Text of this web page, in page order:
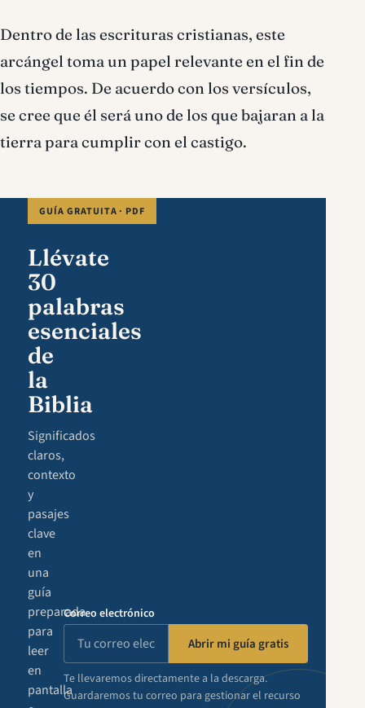
Dentro de las escrituras cristianas, este
arcángel toma un papel relevante en el fin de
los tiempos. De acuerdo con los versículos,
se cree que él será uno de los que bajaran a la
tierra para cumplir con el castigo.
GUÍA GRATUITA · PDF
Llévate
30
palabras
esenciales
de
la
Biblia
Significados
claros,
contexto
y
pasajes
clave
en
una
guía
preparada
para
leer
en
pantalla
Correo electrónico
Abrir mi guía gratis
Te llevaremos directamente a la descarga.
Guardaremos tu correo para gestionar el recurso